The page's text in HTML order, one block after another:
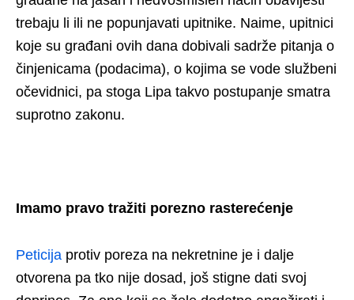
trebaju li ili ne popunjavati upitnike. Naime, upitnici
koje su građani ovih dana dobivali sadrže pitanja o
činjenicama (podacima), o kojima se vode službeni
očevidnici, pa stoga Lipa takvo postupanje smatra
suprotno zakonu.
Imamo pravo tražiti porezno rasterećenje
Peticija protiv poreza na nekretnine je i dalje
otvorena pa tko nije dosad, još stigne dati svoj